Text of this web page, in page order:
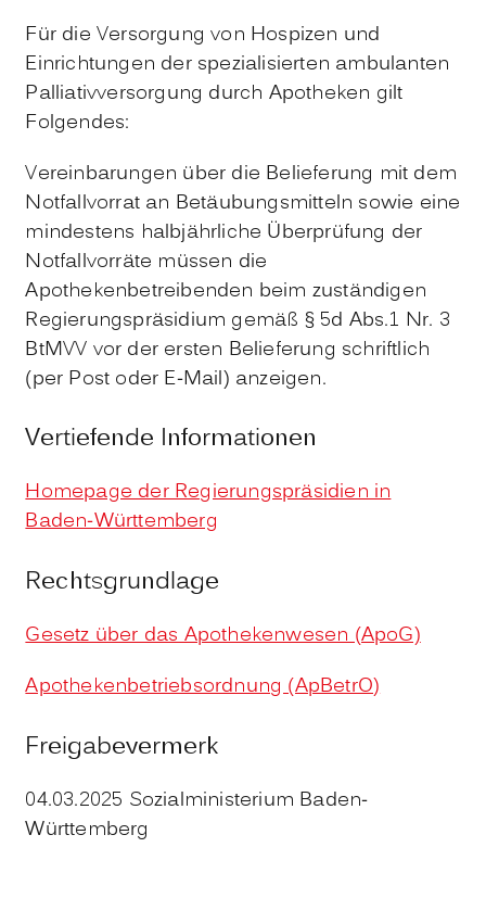
Für die Versorgung von Hospizen und
Einrichtungen der spezialisierten ambulanten
Palliativversorgung durch Apotheken gilt
Folgendes:
Vereinbarungen über die Belieferung mit dem
Notfallvorrat an Betäubungsmitteln sowie eine
mindestens halbjährliche Überprüfung der
Notfallvorräte müssen die
Apothekenbetreibenden beim zuständigen
Regierungspräsidium gemäß § 5d Abs.1 Nr. 3
BtMVV vor der ersten Belieferung schriftlich
(per Post oder E-Mail) anzeigen.
Vertiefende Informationen
Homepage der Regierungspräsidien in
Baden-Württemberg
Rechtsgrundlage
Gesetz über das Apothekenwesen (ApoG)
Apothekenbetriebsordnung (ApBetrO)
Freigabevermerk
04.03.2025 Sozialministerium Baden-
Württemberg